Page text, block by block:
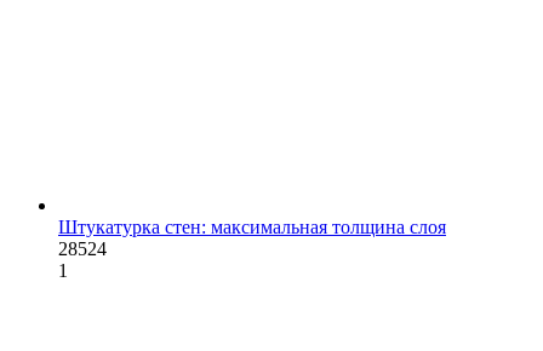
Штукатурка стен: максимальная толщина слоя
28524
1